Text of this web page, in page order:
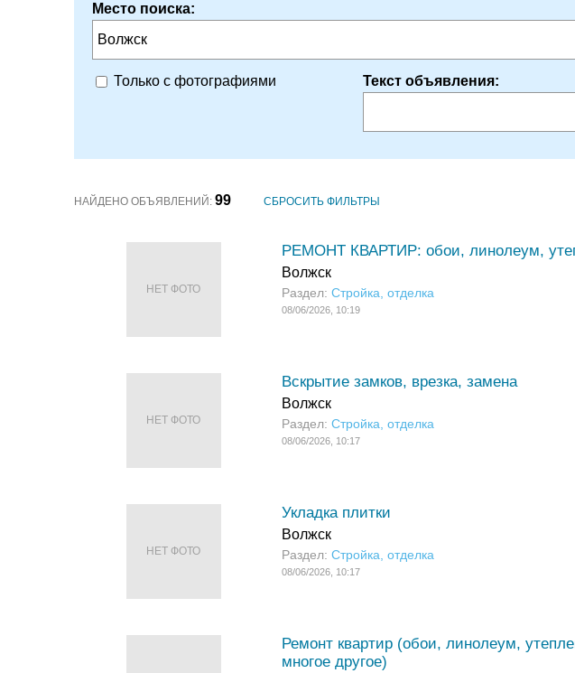
Место поиска:
Волжск
Только с фотографиями Текст объявления:
НАЙДЕНО ОБЪЯВЛЕНИЙ: 99 СБРОСИТЬ ФИЛЬТРЫ
НЕТ ФОТО
РЕМОНТ КВАРТИР: обои, линолеум,
Волжск
Раздел: Стройка, отделка
08/06/2026, 10:19
НЕТ ФОТО
Вскрытие замков, врезка, замена
Волжск
Раздел: Стройка, отделка
08/06/2026, 10:17
НЕТ ФОТО
Укладка плитки
Волжск
Раздел: Стройка, отделка
08/06/2026, 10:17
Ремонт квартир (обои, линолеум,
многое другое)